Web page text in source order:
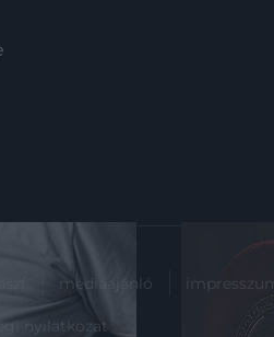
médiaajánló impresszum
nyilatkozat